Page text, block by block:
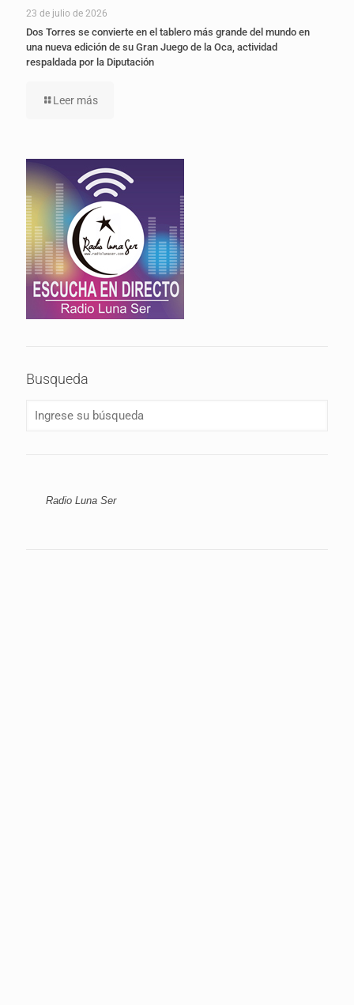
23 de julio de 2026
Dos Torres se convierte en el tablero más grande del mundo en
una nueva edición de su Gran Juego de la Oca, actividad
respaldada por la Diputación
Leer más
Busqueda
Radio Luna Ser